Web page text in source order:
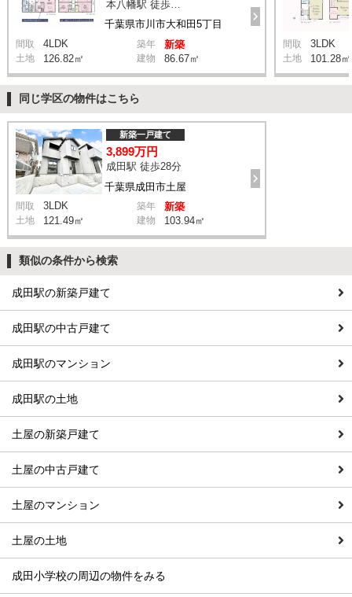
千葉県市川市大和田5丁目
本八幡駅 徒歩20分
間取 4LDK 築年 新築
土地 126.82㎡ 建物 86.67㎡
間取 3LDK
土地 101.28㎡
同じ学区の物件はこちら
千葉県成田市土屋
新築一戸建て
3,899万円
成田駅 徒歩28分
間取 3LDK 築年 新築
土地 121.49㎡ 建物 103.94㎡
類似の条件から検索
成田駅の新築戸建て
成田駅の中古戸建て
成田駅のマンション
成田駅の土地
土屋の新築戸建て
土屋の中古戸建て
土屋のマンション
土屋の土地
成田小学校の周辺の物件をみる